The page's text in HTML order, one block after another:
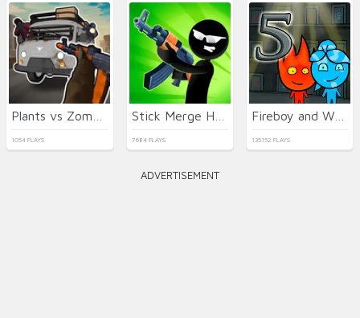
1054 PLAYS 7684 PLAYS
Fireboy and Watergirl 5 Elements
135152 PLAYS
ADVERTISEMENT